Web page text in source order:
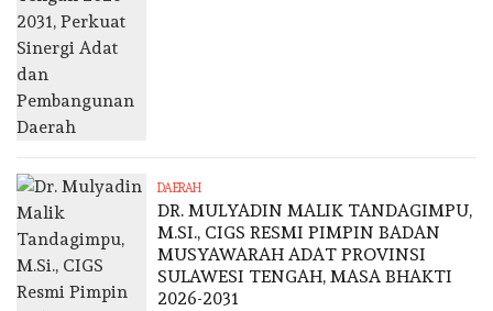
DAERAH
DR. MULYADIN MALIK TANDAGIMPU,
M.SI., CIGS RESMI PIMPIN BADAN
MUSYAWARAH ADAT PROVINSI
SULAWESI TENGAH, MASA BHAKTI
2026-2031